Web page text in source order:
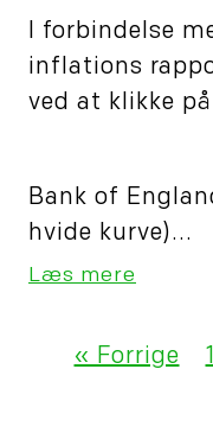
I forbindelse
inflations
ved at klikke
Bank of
hvide kurve)...
Læs mere
« Forrige 1